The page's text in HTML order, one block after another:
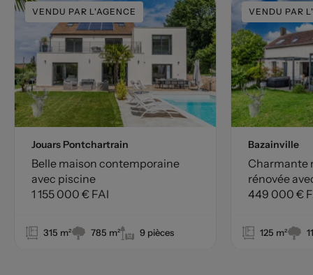
VENDU PAR L'AGENCE
Jouars Pontchartrain
Belle maison contemporaine
avec piscine
1 155 000 € FAI
315 m² 785 m² 9 pièces
VENDU PAR
Bazainville
Charmante
rénovée
449 000 €
125 m²